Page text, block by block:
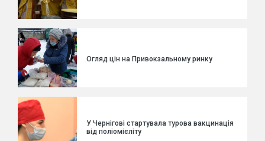
Огляд цін на Привокзальному ринку
У Чернігові стартувала турова вакцинація
від поліомієліту